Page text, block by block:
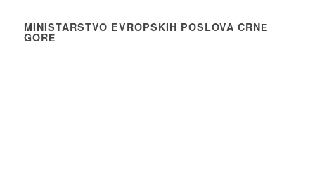
MINISTARSTVO EVROPSKIH POSLOVA CRNЕ
GORЕ